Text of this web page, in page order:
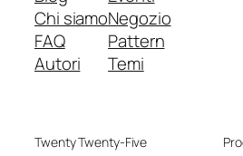
Chi siamo
FAQ
Autori
Negozio
Pattern
Temi
Twenty Twenty-Five